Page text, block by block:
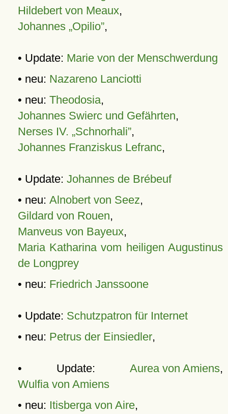
Hildebert von Meaux,
Johannes „Opilio”,
• Update: Marie von der Menschwerdung
• neu: Nazareno Lanciotti
• neu: Theodosia,
Johannes Swierc und Gefährten,
Nerses IV. „Schnorhali”,
Johannes Franziskus Lefranc,
• Update: Johannes de Brébeuf
• neu: Alnobert von Seez,
Gildard von Rouen,
Manveus von Bayeux,
Maria Katharina vom heiligen Augustinus
de Longprey
• neu: Friedrich Janssoone
• Update: Schutzpatron für Internet
• neu: Petrus der Einsiedler,
• Update: Aurea von Amiens,
Wulfia von Amiens
• neu: Itisberga von Aire,